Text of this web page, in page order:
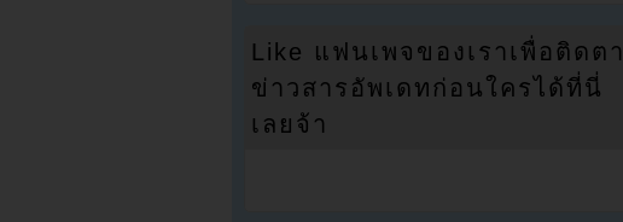
Like แฟนเพจของเราเพื่อติดต
ข่าวสารอัพเดทก่อนใครได้ที่นี่
เลยจ้า